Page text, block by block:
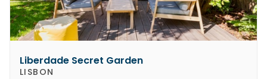
Liberdade Secret Garden
LISBON